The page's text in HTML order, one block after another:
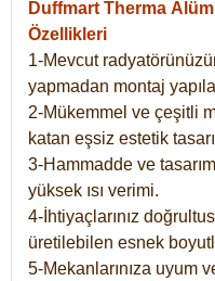
Duffmart Therma
Özellikleri
1-Mevcut
yapmadan montaj
2-Mükemmel ve çeşitli
katan eşsiz estetik
3-Hammadde ve
yüksek ısı verimi.
4-İhtiyaçlarınız
üretilebilen esnek
5-Mekanlarınıza uyum